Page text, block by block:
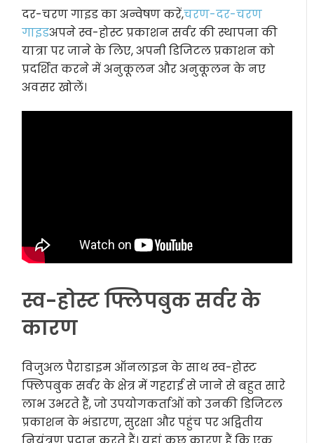
दर-चरण गाइड का अन्वेषण करें,चरण-दर-चरण
गाइडअपने स्व-होस्ट प्रकाशन सर्वर की स्थापना की
यात्रा पर जाने के लिए, अपनी डिजिटल प्रकाशन को
प्रदर्शित करने में अनुकूलन और अनुकूलन के नए
अवसर खोलें।
स्व-होस्ट फ्लिपबुक सर्वर के
कारण
विजुअल पैराडाइम ऑनलाइन के साथ स्व-होस्ट
फ्लिपबुक सर्वर के क्षेत्र में गहराई से जाने से बहुत सारे
लाभ उभरते हैं, जो उपयोगकर्ताओं को उनकी डिजिटल
प्रकाशन के भंडारण, सुरक्षा और पहुंच पर अद्वितीय